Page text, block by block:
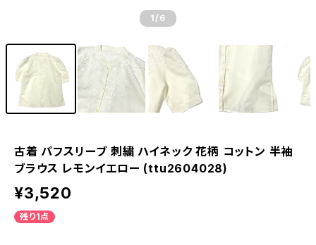
1 /6
古着 パフスリーブ 刺繍 ハイネック 花柄 コットン 半袖
ブラウス レモンイエロー (ttu2604028)
¥3,520
残り1点